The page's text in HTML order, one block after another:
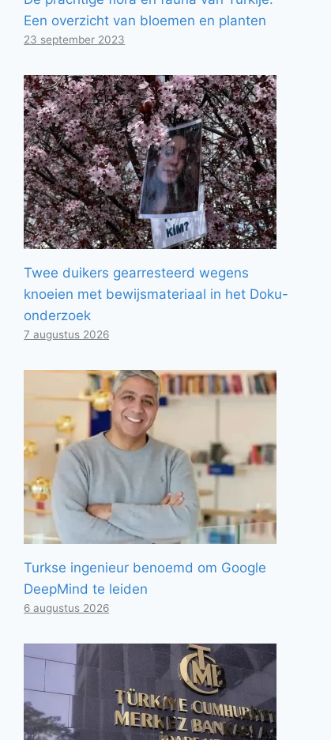
Een overzicht van bloemen en planten
23 september 2023
Twee duikers gearresteerd wegens
knoeien met bewijsmateriaal in het Doku-
onderzoek
7 augustus 2026
Turkse ingenieur benoemd om Google
DeepMind te leiden
6 augustus 2026